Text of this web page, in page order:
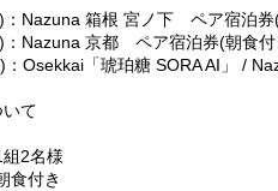
：Nazuna 箱根 宮ノ下 ペア宿泊券
：Nazuna 京都 ペア宿泊券(朝食付
Osekkai「琥珀糖 SORA AI」 /
て
2名様
付き